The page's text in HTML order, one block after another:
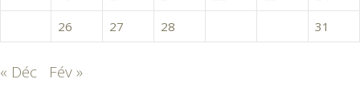
26 27 28 31
« Déc Fév »